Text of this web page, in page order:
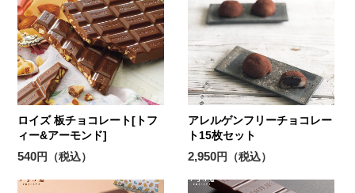
ロイズ 板チョコレート[トフ
ィー&アーモンド]
540円（税込）
アレルゲンフリーチョコレー
ト15枚セット
2,950円（税込）